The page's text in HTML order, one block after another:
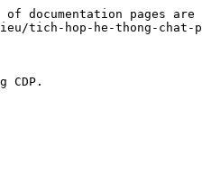
pages are
tich-hop-he-thong-chat-
CDP.